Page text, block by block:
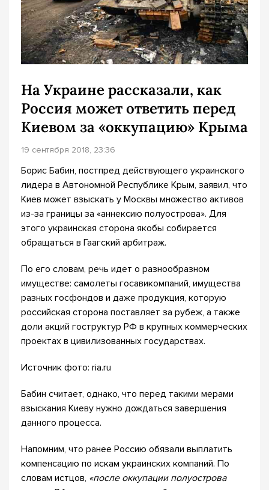
На Украине рассказали, как
Россия может ответить перед
Киевом за «оккупацию» Крыма
19 сентября 2018, 23:36
Борис Бабин, постпред действующего украинского
лидера в Автономной Республике Крым, заявил, что
Киев может взыскать у Москвы множество активов
из-за границы за «аннексию полуострова». Для
этого украинская сторона якобы собирается
обращаться в Гаагский арбитраж.
По его словам, речь идет о разнообразном
имуществе: самолеты госавикомпаний, имущества
разных госфондов и даже продукция, которую
российская сторона поставляет за рубеж, а также
доли акций гоструктур РФ в крупных коммерческих
проектах в цивилизованных государствах.
Источник фото: ria.ru
Бабин считает, однако, что перед такими мерами
взыскания Киеву нужно дождаться завершения
данного процесса.
Напомним, что ранее Россию обязали выплатить
компенсацию по искам украинских компаний. По
словам истцов, «после оккупации полуострова